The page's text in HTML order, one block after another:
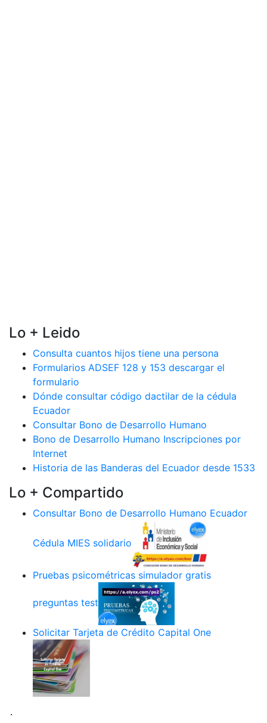
Lo + Leido
Consulta cuantos hijos tiene una persona
Formularios ADSEF 128 y 153 descargar el
formulario
Dónde consultar código dactilar de la cédula
Ecuador
Consultar Bono de Desarrollo Humano
Bono de Desarrollo Humano Inscripciones por
Internet
Historia de las Banderas del Ecuador desde 1533
Lo + Compartido
Consultar Bono de Desarrollo Humano Ecuador
Cédula MIES solidario
Pruebas psicométricas simulador gratis
preguntas test
Solicitar Tarjeta de Crédito Capital One
.